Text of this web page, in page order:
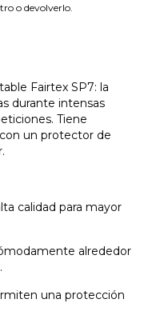
o devolverlo.
Fairtex SP7: la
durante intensas
Tiene
un protector de
calidad para mayor
alrededor
una protección